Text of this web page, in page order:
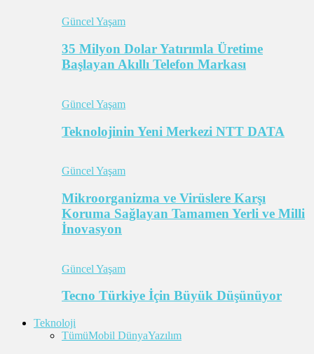
Güncel Yaşam
35 Milyon Dolar Yatırımla Üretime
Başlayan Akıllı Telefon Markası
Güncel Yaşam
Teknolojinin Yeni Merkezi NTT DATA
Güncel Yaşam
Mikroorganizma ve Virüslere Karşı
Koruma Sağlayan Tamamen Yerli ve Milli
İnovasyon
Güncel Yaşam
Tecno Türkiye İçin Büyük Düşünüyor
Teknoloji
TümüMobil DünyaYazılım